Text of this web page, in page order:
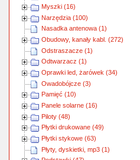
Myszki (16)
Narzędzia (100)
Nasadka antenowa (1)
Obudowy, kanały kabl. (272)
Odstraszacze (1)
Odtwarzacz (1)
Oprawki led, żarówek (34)
Owadobójcze (3)
Pamięć (10)
Panele solarne (16)
Piloty (48)
Płytki drukowane (49)
Płytki stykowe (63)
Płyty, dyskietki, mp3 (1)